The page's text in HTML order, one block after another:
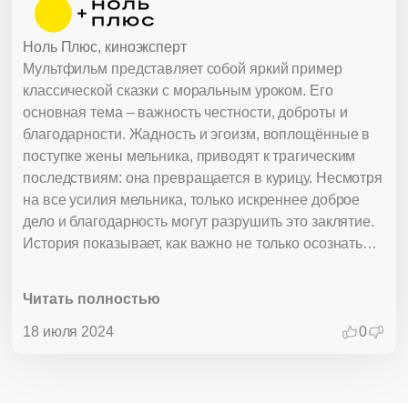
Мультфильм представляет собой яркий пример
классической сказки с моральным уроком. Его
основная тема – важность честности, доброты и
благодарности. Жадность и эгоизм, воплощённые в
поступке жены мельника, приводят к трагическим
последствиям: она превращается в курицу. Несмотря
на все усилия мельника, только искреннее доброе
дело и благодарность могут разрушить это заклятие.
История показывает, как важно не только осознать
подарить петушка и зерно. Это подчеркивает
значимость искреннего раскаяния и стремления
Читать полностью
18 июля 2024 0
Ноль Плюс, киноэксперт